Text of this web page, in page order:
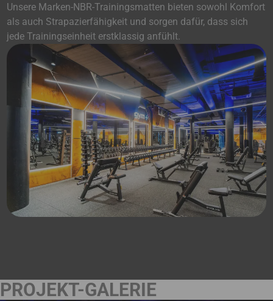
Unsere Marken-NBR-Trainingsmatten bieten sowohl Komfort
als auch Strapazierfähigkeit und sorgen dafür, dass sich
jede Trainingseinheit erstklassig anfühlt.
PROJEKT-GALERIE